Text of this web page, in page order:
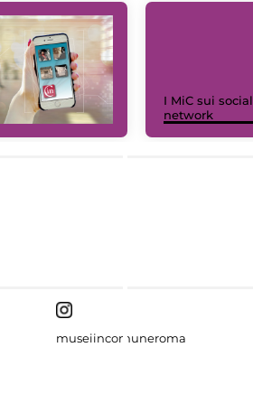
I MiC sui social
network
museiincomuneroma